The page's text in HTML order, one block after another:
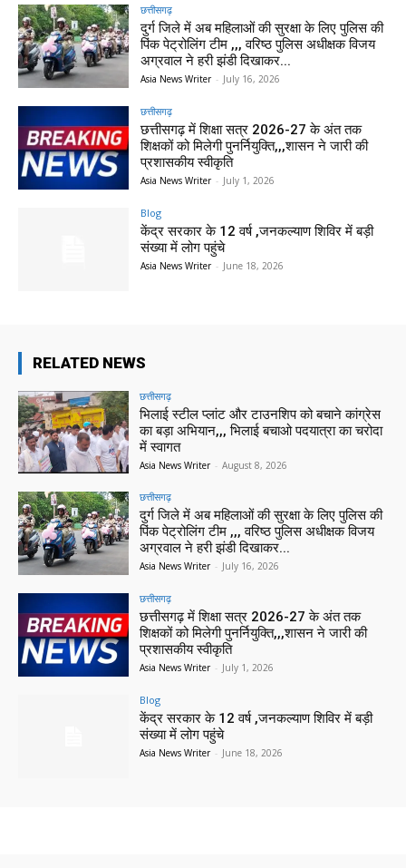
छत्तीसगढ़
दुर्ग जिले में अब महिलाओं की सुरक्षा के लिए पुलिस की
पिंक पेट्रोलिंग टीम ,,, वरिष्ठ पुलिस अधीक्षक विजय
अग्रवाल ने हरी झंडी दिखाकर...
Asia News Writer - July 16, 2026
छत्तीसगढ़
छत्तीसगढ़ में शिक्षा सत्र 2026-27 के अंत तक
शिक्षकों को मिलेगी पुनर्नियुक्ति,,,शासन ने जारी की
प्रशासकीय स्वीकृति
Asia News Writer - July 1, 2026
Blog
केंद्र सरकार के 12 वर्ष ,जनकल्याण शिविर में बड़ी
संख्या में लोग पहुंचे
Asia News Writer - June 18, 2026
RELATED NEWS
छत्तीसगढ़
भिलाई स्टील प्लांट और टाउनशिप को बचाने कांग्रेस
का बड़ा अभियान,,, भिलाई बचाओ पदयात्रा का चरोदा
में स्वागत
Asia News Writer - August 8, 2026
छत्तीसगढ़
दुर्ग जिले में अब महिलाओं की सुरक्षा के लिए पुलिस की
पिंक पेट्रोलिंग टीम ,,, वरिष्ठ पुलिस अधीक्षक विजय
अग्रवाल ने हरी झंडी दिखाकर...
Asia News Writer - July 16, 2026
छत्तीसगढ़
छत्तीसगढ़ में शिक्षा सत्र 2026-27 के अंत तक
शिक्षकों को मिलेगी पुनर्नियुक्ति,,,शासन ने जारी की
प्रशासकीय स्वीकृति
Asia News Writer - July 1, 2026
Blog
केंद्र सरकार के 12 वर्ष ,जनकल्याण शिविर में बड़ी
संख्या में लोग पहुंचे
Asia News Writer - June 18, 2026